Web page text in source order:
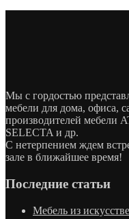
Мы с гордостью
мебели для дома, офиса,
производителей мебели
SELECTA и др.
С нетерпением ждем
зале в ближайшее время!
Последние статьи
Мебель из